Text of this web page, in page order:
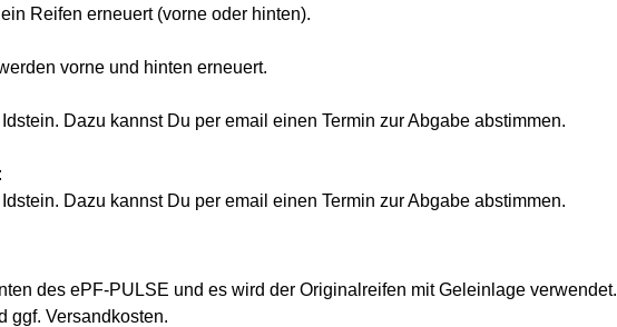
Reifen erneuert (vorne oder hinten).
vorne und hinten erneuert.
Dazu kannst Du per email einen Termin zur Abgabe abstimmen.
Dazu kannst Du per email einen Termin zur Abgabe abstimmen.
des ePF-PULSE und es wird der Originalreifen mit Geleinlage verwendet.
ggf. Versandkosten.